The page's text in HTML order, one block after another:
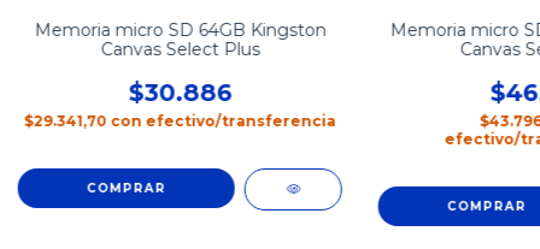
Memoria micro SD 64GB Kingston
Canvas Select Plus
$30.886
$29.341,70 con efectivo/transferencia
Memoria micro
Canvas
efectivo/